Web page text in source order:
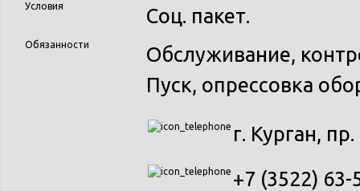
Условия Соц. пакет.
Обязанности
Обслуживание,
Пуск, опрессовка
г. Курган,
+7 (3522)